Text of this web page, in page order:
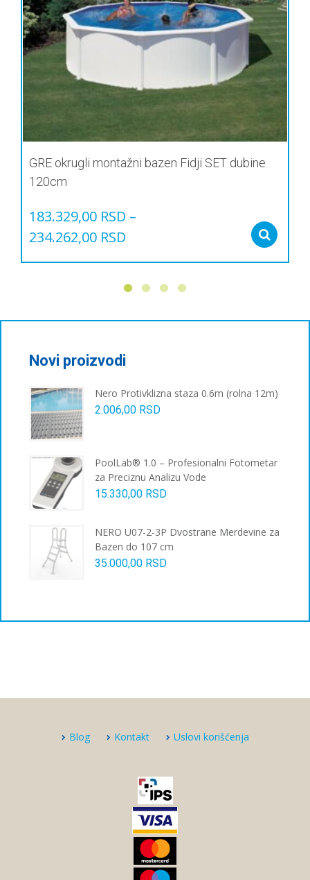
GRE okrugli montažni bazen Fidji SET dubine
120cm
183.329,00 RSD –
234.262,00 RSD
бити
изабране
на
страници
производа.
Novi proizvodi
Nero Protivklizna staza 0.6m (rolna 12m)
2.006,00 RSD
PoolLab® 1.0 – Profesionalni Fotometar
za Preciznu Analizu Vode
15.330,00 RSD
NERO U07-2-3P Dvostrane Merdevine za
Bazen do 107 cm
35.000,00 RSD
Blog Kontakt Uslovi korišćenja